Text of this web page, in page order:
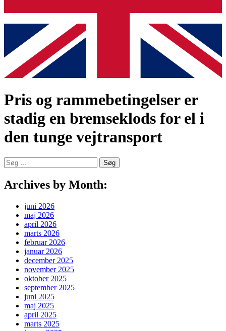
Pris og rammebetingelser er
stadig en bremseklods for el i
den tunge vejtransport
Søg
efter:
Archives by Month:
juni 2026
maj 2026
april 2026
marts 2026
februar 2026
januar 2026
december 2025
november 2025
oktober 2025
september 2025
juni 2025
maj 2025
april 2025
marts 2025